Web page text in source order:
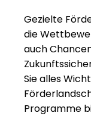
Gezielte
die
auch
Sie alles
Programme